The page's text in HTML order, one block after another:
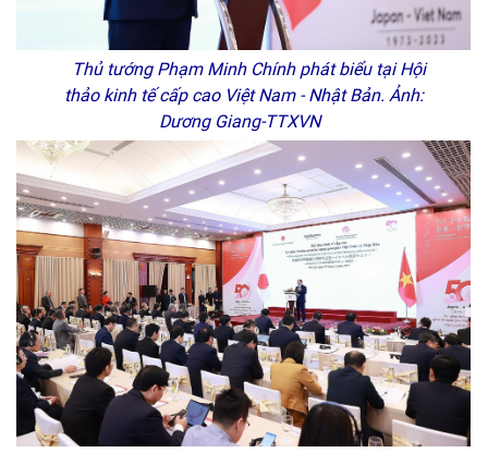
Thủ tướng Phạm Minh Chính phát biểu tại Hội
thảo kinh tế cấp cao Việt Nam - Nhật Bản. Ảnh:
Dương Giang-TTXVN